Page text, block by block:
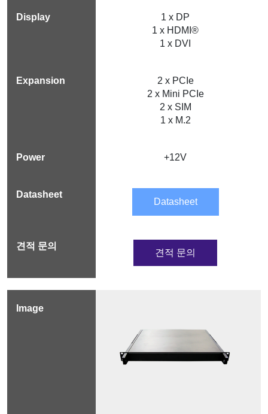
1 x DP
1 x HDMI®
1 x DVI
2 x PCIe
2 x Mini PCIe
2 x SIM
1 x M.2
+12V
Datasheet
견적 문의